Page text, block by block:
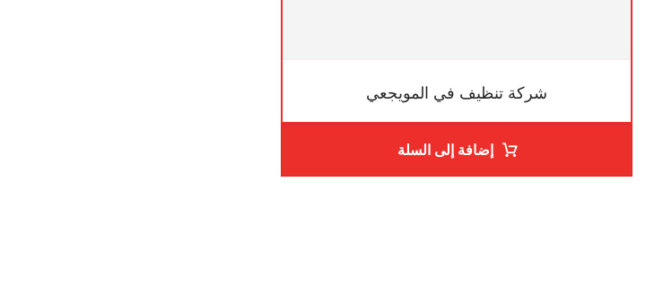
شركة تنظيف في المويجعي
إضافة إلى السلة